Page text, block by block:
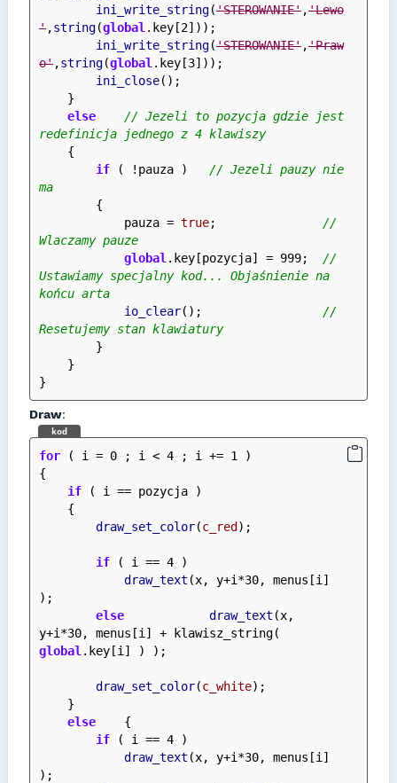
ini_write_string('STEROWANIE','Lewo
',string(global .key[2]));
ini_write_string('STEROWANIE','Praw
o',string(global .key[3]));
ini_close();
}
else
// Jezeli to pozycja gdzie jest
redefinicja jednego z 4 klawiszy
{
if ( !pauza ) // Jezeli pauzy nie
ma
{
pauza = true; //
Wlaczamy pauze
global .key[pozycja] = 999; //
Ustawiamy specjalny kod... Objaśnienie na
końcu arta
io_clear(); //
Resetujemy stan klawiatury
}
}
}
Draw:
kod
for ( i = 0 ; i < 4 ; i += 1 )
{
if ( i == pozycja )
{
draw_set_color(c_red );
if ( i == 4 )
draw_text (x, y+i*30, menus[i]
);
else
draw_text (x,
global .key[i] ) );
draw_set_color(c_white);
}
else {
if ( i == 4 )
draw_text (x, y+i*30, menus[i]
);